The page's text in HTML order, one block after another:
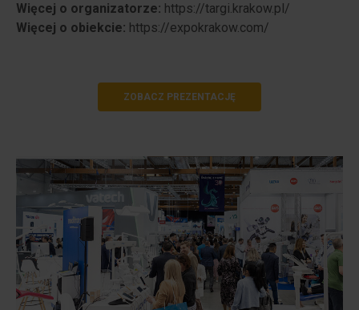
Więcej o organizatorze: https://targi.krakow.pl/
Więcej o obiekcie: https://expokrakow.com/
ZOBACZ PREZENTACJĘ